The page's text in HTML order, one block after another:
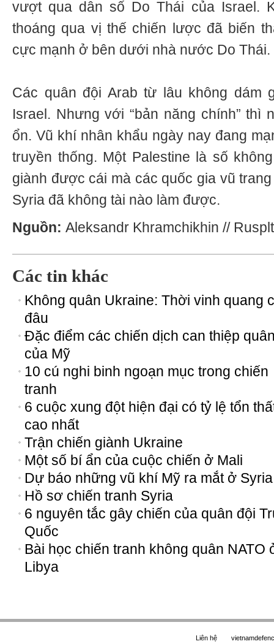
vượt qua dân số Do Thái của Israel.
thoáng qua vị thế chiến lược đã biến
cực mạnh ở bên dưới nhà nước Do Thái.
Các quân đội Arab từ lâu không dám
Israel. Nhưng với “bản năng chính” thì
ổn. Vũ khí nhân khẩu ngày nay đang
truyền thống. Một Palestine là số
giành được cái mà các quốc gia vũ
Syria đã không tài nào làm được.
Nguồn: Aleksandr Khramchikhin //
Các tin khác
Không quân Ukraine: Thời vinh quang
đâu
Đặc điểm các chiến dịch can thiệp
của Mỹ
10 cú nghi binh ngoạn mục trong chiến
tranh
6 cuộc xung đột hiện đại có tỷ lệ tổn
cao nhất
Trận chiến giành Ukraine
Một số bí ẩn của cuộc chiến ở Mali
Dự báo những vũ khí Mỹ ra mắt ở Syria
Hồ sơ chiến tranh Syria
6 nguyên tắc gây chiến của quân đội
Quốc
Bài học chiến tranh không quân NATO
Libya
Liên hệ